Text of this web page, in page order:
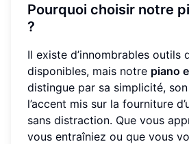
Pourquoi choisir notre
?
Il existe d’innombrables outils
disponibles, mais notre piano
distingue par sa simplicité,
l’accent mis sur la fourniture
sans distraction. Que vous
vous entraîniez ou que vous